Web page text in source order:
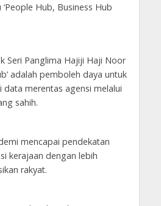
Hub, Business Hub
Seri Panglima Hajiji Haji Noor
adalah pemboleh daya untuk
data merentas agensi melalui
sahih.
mencapai pendekatan
kerajaan dengan lebih
rakyat.